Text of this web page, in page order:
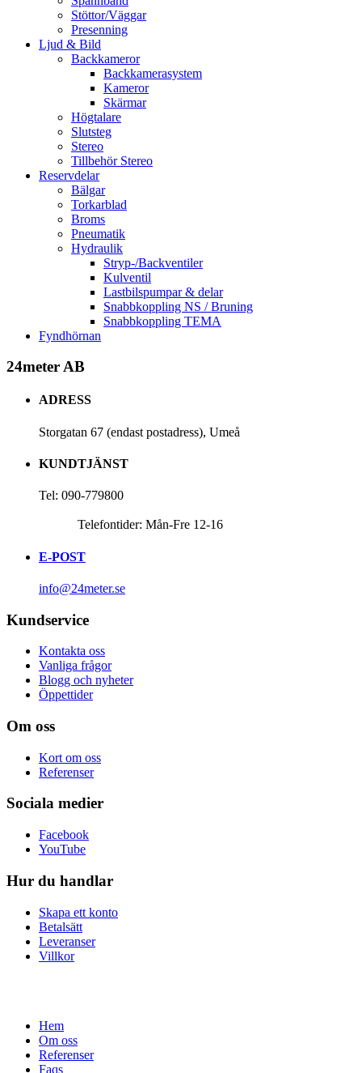
Stöttor/Väggar
Presenning
Ljud & Bild
Backkameror
Backkamerasystem
Kameror
Skärmar
Högtalare
Slutsteg
Stereo
Tillbehör Stereo
Reservdelar
Bälgar
Torkarblad
Broms
Pneumatik
Hydraulik
Stryp-/Backventiler
Kulventil
Lastbilspumpar & delar
Snabbkoppling NS / Bruning
Snabbkoppling TEMA
Fyndhörnan
24meter AB
ADRESS
Storgatan 67 (endast postadress), Umeå
KUNDTJÄNST
Tel: 090-779800
Telefontider: Mån-Fre 12-16
E-POST
info@24meter.se
Kundservice
Kontakta oss
Vanliga frågor
Blogg och nyheter
Öppettider
Om oss
Kort om oss
Referenser
Sociala medier
Facebook
YouTube
Hur du handlar
Skapa ett konto
Betalsätt
Leveranser
Villkor
Hem
Om oss
Referenser
Faqs